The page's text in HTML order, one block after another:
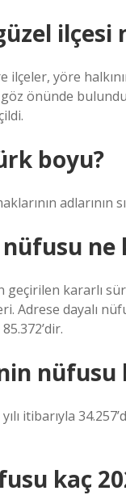
ilçesi
ilçeler, yöre
önünde
boyu?
adlarının
ne
geçirilen kararlı
Adrese dayalı
nüfusu
itibarıyla
kaç